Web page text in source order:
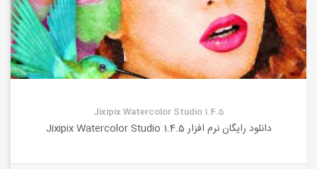
Jixipix Watercolor Studio 1.4.5
دانلود رایگان نرم افزار Jixipix Watercolor Studio 1.4.5